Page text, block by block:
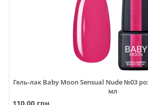
Гель-лак Baby Moon Sensual Nude №03
мл